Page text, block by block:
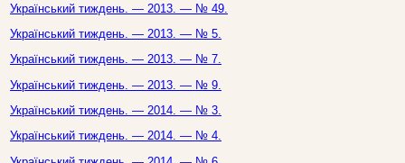
Український тиждень. — 2013. — № 49.
Український тиждень. — 2013. — № 5.
Український тиждень. — 2013. — № 7.
Український тиждень. — 2013. — № 9.
Український тиждень. — 2014. — № 3.
Український тиждень. — 2014. — № 4.